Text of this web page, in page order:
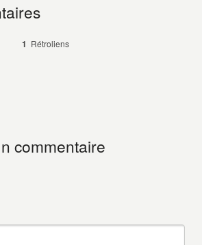
1 Rétroliens
commentaire